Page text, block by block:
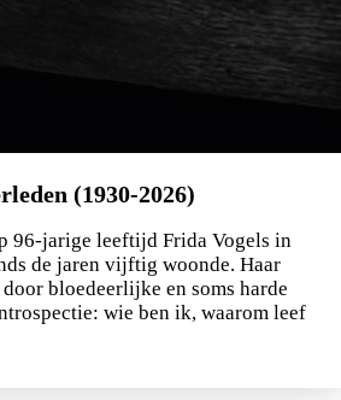
(1930-2026)
96-jarige leeftijd Frida Vogels in
de jaren vijftig woonde. Haar
bloedeerlijke en soms harde
wie ben ik, waarom leef